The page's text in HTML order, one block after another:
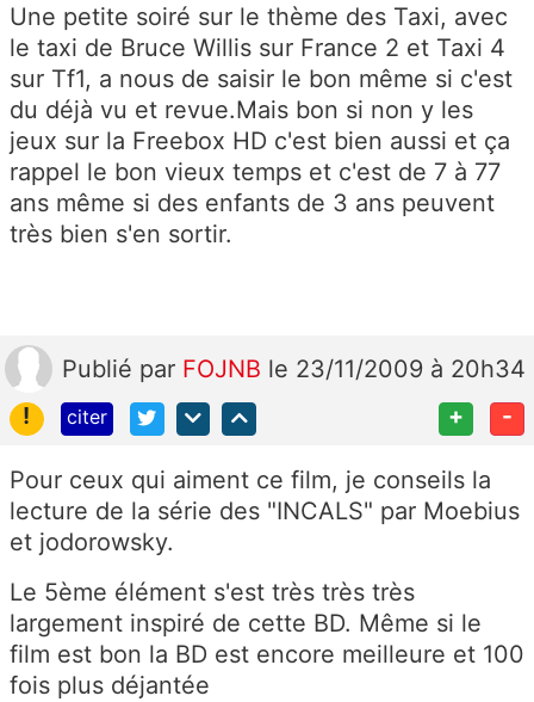
Une petite soiré sur le thème des Taxi, avec
le taxi de Bruce Willis sur France 2 et Taxi 4
sur Tf1, a nous de saisir le bon même si c'est
du déjà vu et revue.Mais bon si non y les
jeux sur la Freebox HD c'est bien aussi et ça
rappel le bon vieux temps et c'est de 7 à 77
ans même si des enfants de 3 ans peuvent
très bien s'en sortir.
Publié par FOJNB le 23/11/2009 à 20h34
!
citer + -
Pour ceux qui aiment ce film, je conseils la
lecture de la série des "INCALS" par Moebius
et jodorowsky.
Le 5ème élément s'est très très très
largement inspiré de cette BD. Même si le
film est bon la BD est encore meilleure et 100
fois plus déjantée